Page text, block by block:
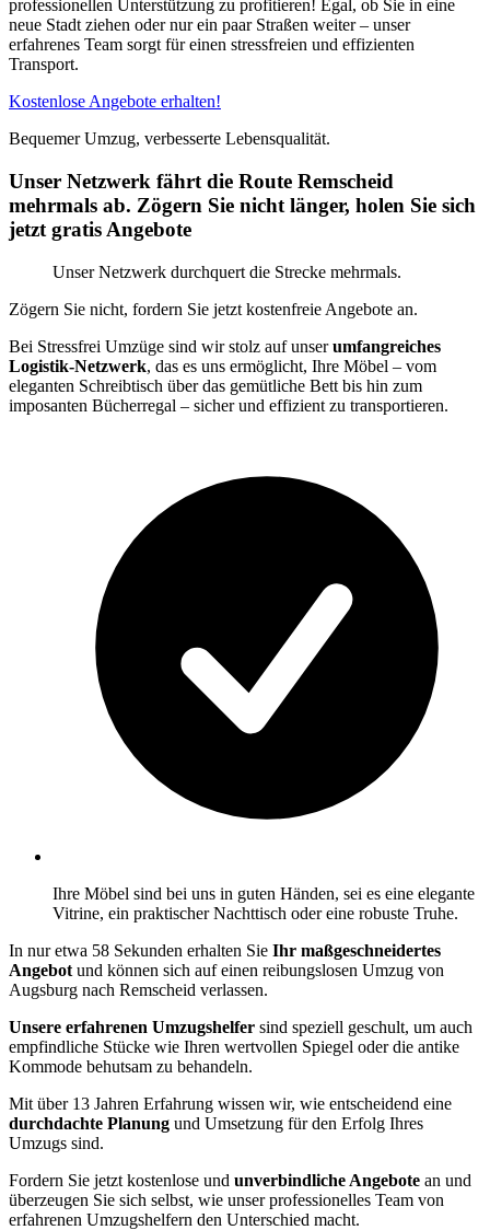
professionellen Unterstützung zu profitieren! Egal, ob Sie in eine
neue Stadt ziehen oder nur ein paar Straßen weiter – unser
erfahrenes Team sorgt für einen stressfreien und effizienten
Transport.
Kostenlose Angebote erhalten!
Bequemer Umzug, verbesserte Lebensqualität.
Unser Netzwerk fährt die Route Remscheid
mehrmals ab. Zögern Sie nicht länger, holen Sie sich
jetzt gratis Angebote
Unser Netzwerk durchquert die Strecke mehrmals.
Zögern Sie nicht, fordern Sie jetzt kostenfreie Angebote an.
Bei Stressfrei Umzüge sind wir stolz auf unserumfangreiches
Logistik-Netzwerk, das es uns ermöglicht, Ihre Möbel – vom
eleganten Schreibtisch über das gemütliche Bett bis hin zum
imposanten Bücherregal – sicher und effizient zu transportieren.
Ihre Möbel sind bei uns in guten Händen, sei es eine elegante
Vitrine, ein praktischer Nachttisch oder eine robuste Truhe.
In nur etwa 58 Sekunden erhalten Sie Ihr maßgeschneidertes
Angebot und können sich auf einen reibungslosen Umzug von
Augsburg nach Remscheid verlassen.
Unsere erfahrenen Umzugshelfer sind speziell geschult, um auch
empfindliche Stücke wie Ihren wertvollen Spiegel oder die antike
Kommode behutsam zu behandeln.
Mit über 13 Jahren Erfahrung wissen wir, wie entscheidend eine
durchdachte Planung und Umsetzung für den Erfolg Ihres
Umzugs sind.
Fordern Sie jetzt kostenlose und unverbindliche Angebote an und
überzeugen Sie sich selbst, wie unser professionelles Team von
erfahrenen Umzugshelfern den Unterschied macht.